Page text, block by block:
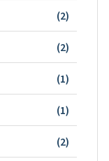
(2)
(2)
(1)
(1)
(2)